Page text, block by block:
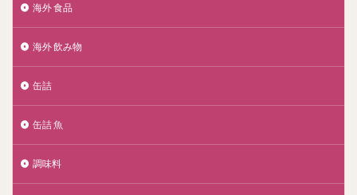
海外 食品
海外 飲み物
缶詰
缶詰 魚
調味料